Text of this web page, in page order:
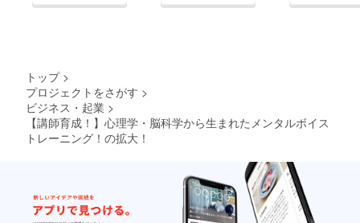
ボイスコントロール里
https://www.voicecontr
ol.info/【プロ絶賛！初
心者も安心】心理・脳
トップ >
プロジェクトをさがす >
ビジネス・起業 >
【講師育成！】心理学・脳科学から生まれたメンタルボイス
トレーニング！の拡大！